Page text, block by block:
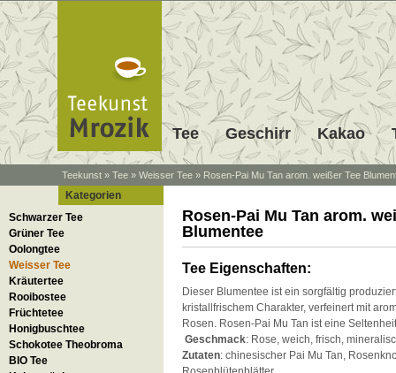
Tee Geschirr Kakao
Teekunst » Tee » Weisser Tee » Rosen-Pai Mu Tan arom. weißer Tee
Kategorien
Schwarzer Tee
Grüner Tee
Oolongtee
Weisser Tee
Kräutertee
Rooibostee
Früchtetee
Honigbuschtee
Schokotee Theobroma
BIO Tee
Rosen-Pai Mu Tan arom.
Blumentee
Tee Eigenschaften:
Dieser Blumentee ist ein sorgfältig
kristallfrischem Charakter, verfeinert mit
Rosen. Rosen-Pai Mu Tan ist eine
Geschmack: Rose, weich, frisch,
Zutaten: chinesischer Pai Mu Tan,